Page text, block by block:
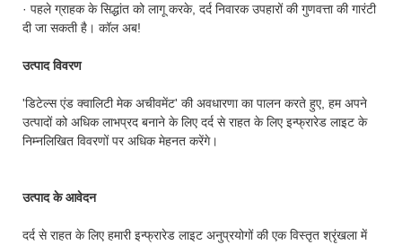
· पहले ग्राहक के सिद्धांत को लागू करके, दर्द निवारक उपहारों की गुणवत्ता की गारंटी
दी जा सकती है। कॉल अब!
उत्पाद विवरण
'डिटेल्स एंड क्वालिटी मेक अचीवमेंट' की अवधारणा का पालन करते हुए, हम अपने
उत्पादों को अधिक लाभप्रद बनाने के लिए दर्द से राहत के लिए इन्फ्रारेड लाइट के
निम्नलिखित विवरणों पर अधिक मेहनत करेंगे।
उत्पाद के आवेदन
दर्द से राहत के लिए हमारी इन्फ्रारेड लाइट अनुप्रयोगों की एक विस्तृत श्रृंखला में